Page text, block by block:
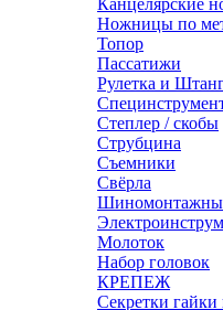
Канцелярские
Ножницы по
Топор
Пассатижи
Рулетка и
Степлер / скобы
Струбцина
Съемники
Свёрла
Молоток
Набор головок
КРЕПЕЖ
Секретки гайки